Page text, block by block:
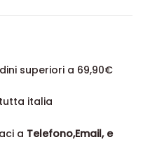
superiori a 69,90€
italia
a Telefono,Email, e